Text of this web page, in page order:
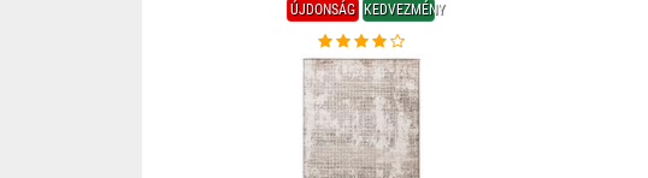
ÚJDONSÁG KEDVEZMÉNY